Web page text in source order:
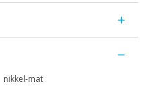
nikkel-mat